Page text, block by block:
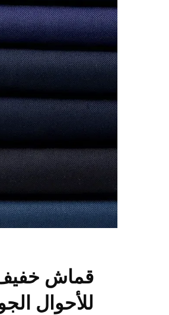
قماش خفيف
للأحوال